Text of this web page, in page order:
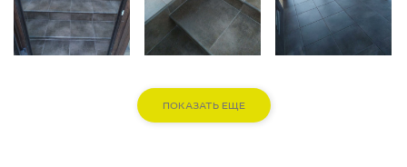
ПОКАЗАТЬ ЕЩЕ